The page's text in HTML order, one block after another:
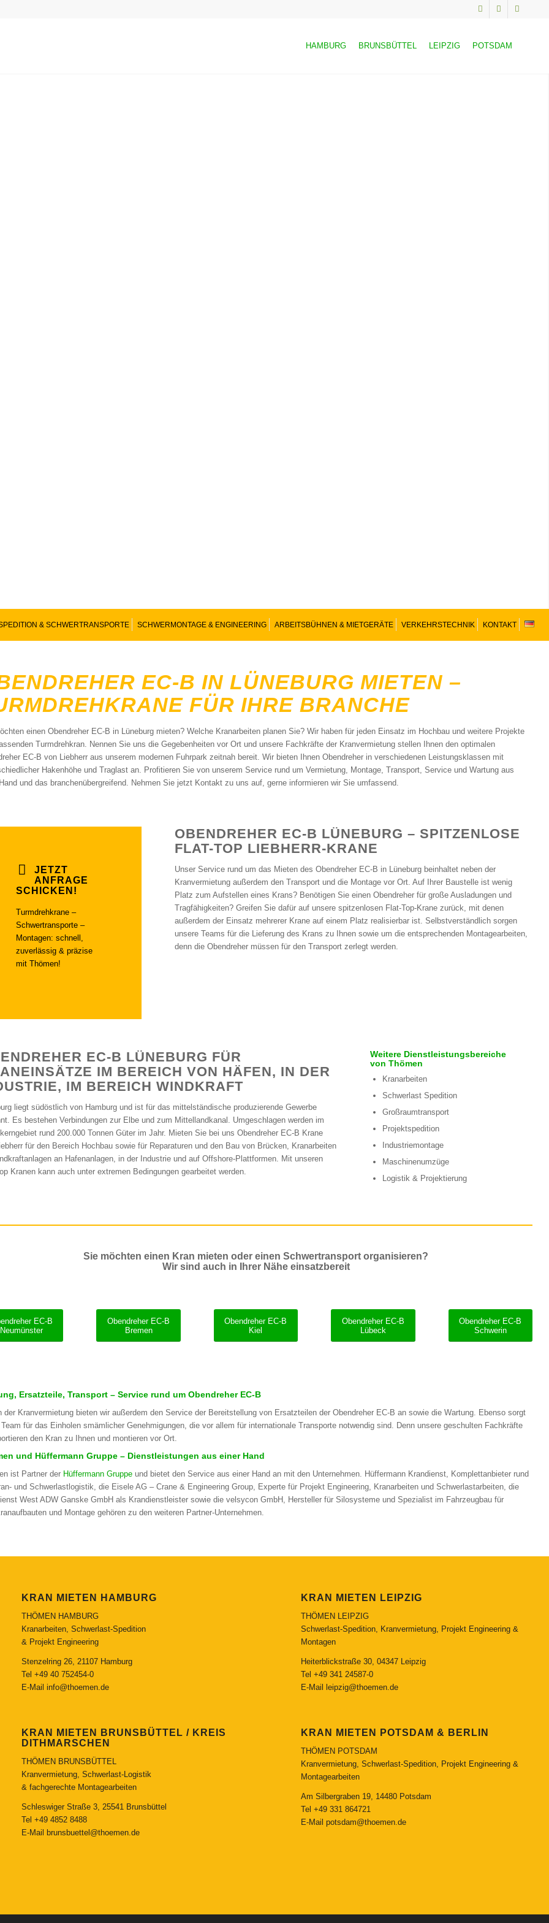
HAMBURG BRUNSBÜTTEL LEIPZIG POTSDAM
& SCHWERTRANSPORTE SCHWERMONTAGE & ENGINEERING ARBEITSBÜHNEN & MIETGERÄTE VERKEHRSTECHNIK KONTAKT
EC-B IN LÜNEBURG MIETEN –
FÜR IHRE BRANCHE
einen Obendreher EC-B in Lüneburg mieten? Welche Kranarbeiten planen Sie? Wir haben für jeden Einsatz im Hochbau und weitere Projekte
Turmdrehkran. Nennen Sie uns die Gegebenheiten vor Ort und unsere Fachkräfte der Kranvermietung stellen Ihnen den optimalen
EC-B von Liebherr aus unserem modernen Fuhrpark zeitnah bereit. Wir bieten Ihnen Obendreher in verschiedenen Leistungsklassen mit
Hakenhöhe und Traglast an. Profitieren Sie von unserem Service rund um Vermietung, Montage, Transport, Service und Wartung aus
und das branchenübergreifend. Nehmen Sie jetzt Kontakt zu uns auf, gerne informieren wir Sie umfassend.
JETZT
ANFRAGE
SCHICKEN!
Turmdrehkrane –
Schwertransporte –
Montagen: schnell,
zuverlässig & präzise
mit Thömen!
OBENDREHER EC-B LÜNEBURG – SPITZENLOSE
FLAT-TOP LIEBHERR-KRANE
Unser Service rund um das Mieten des Obendreher EC-B in Lüneburg beinhaltet neben der
Kranvermietung außerdem den Transport und die Montage vor Ort. Auf Ihrer Baustelle ist wenig
Platz zum Aufstellen eines Krans? Benötigen Sie einen Obendreher für große Ausladungen und
Tragfähigkeiten? Greifen Sie dafür auf unsere spitzenlosen Flat-Top-Krane zurück, mit denen
außerdem der Einsatz mehrerer Krane auf einem Platz realisierbar ist. Selbstverständlich sorgen
unsere Teams für die Lieferung des Krans zu Ihnen sowie um die entsprechenden Montagearbeiten,
denn die Obendreher müssen für den Transport zerlegt werden.
EC-B LÜNEBURG FÜR
IM BEREICH VON HÄFEN, IN DER
IM BEREICH WINDKRAFT
liegt südöstlich von Hamburg und ist für das mittelständische produzierende Gewerbe
Es bestehen Verbindungen zur Elbe und zum Mittellandkanal. Umgeschlagen werden im
rund 200.000 Tonnen Güter im Jahr. Mieten Sie bei uns Obendreher EC-B Krane
für den Bereich Hochbau sowie für Reparaturen und den Bau von Brücken, Kranarbeiten
an Hafenanlagen, in der Industrie und auf Offshore-Plattformen. Mit unseren
Kranen kann auch unter extremen Bedingungen gearbeitet werden.
Weitere Dienstleistungsbereiche
von Thömen
Kranarbeiten
Schwerlast Spedition
Großraumtransport
Projektspedition
Industriemontage
Maschinenumzüge
Logistik & Projektierung
Sie möchten einen Kran mieten oder einen Schwertransport organisieren?
Wir sind auch in Ihrer Nähe einsatzbereit
EC-B
Neumünster
Obendreher EC-B
Bremen
Obendreher EC-B
Kiel
Obendreher EC-B
Lübeck
Obendreher EC-B
Schwerin
Ersatzteile, Transport – Service rund um Obendreher EC-B
der Kranvermietung bieten wir außerdem den Service der Bereitstellung von Ersatzteilen der Obendreher EC-B an sowie die Wartung. Ebenso sorgt
für das Einholen smämlicher Genehmigungen, die vor allem für internationale Transporte notwendig sind. Denn unsere geschulten Fachkräfte
den Kran zu Ihnen und montieren vor Ort.
und Hüffermann Gruppe – Dienstleistungen aus einer Hand
ist Partner der Hüffermann Gruppe und bietet den Service aus einer Hand an mit den Unternehmen. Hüffermann Krandienst, Komplettanbieter rund
und Schwerlastlogistik, die Eisele AG – Crane & Engineering Group, Experte für Projekt Engineering, Kranarbeiten und Schwerlastarbeiten, die
West ADW Ganske GmbH als Krandienstleister sowie die velsycon GmbH, Hersteller für Silosysteme und Spezialist im Fahrzeugbau für
und Montage gehören zu den weiteren Partner-Unternehmen.
KRAN MIETEN HAMBURG
THÖMEN HAMBURG
Kranarbeiten, Schwerlast-Spedition
& Projekt Engineering
Stenzelring 26, 21107 Hamburg
Tel +49 40 752454-0
E-Mail info@thoemen.de
KRAN MIETEN BRUNSBÜTTEL / KREIS
DITHMARSCHEN
THÖMEN BRUNSBÜTTEL
Kranvermietung, Schwerlast-Logistik
& fachgerechte Montagearbeiten
Schleswiger Straße 3, 25541 Brunsbüttel
Tel +49 4852 8488
E-Mail brunsbuettel@thoemen.de
KRAN MIETEN LEIPZIG
THÖMEN LEIPZIG
Schwerlast-Spedition, Kranvermietung, Projekt Engineering &
Montagen
Heiterblickstraße 30, 04347 Leipzig
Tel +49 341 24587-0
E-Mail
leipzig@thoemen.de
KRAN MIETEN POTSDAM & BERLIN
THÖMEN POTSDAM
Kranvermietung, Schwerlast-Spedition, Projekt Engineering &
Montagearbeiten
Am Silbergraben 19, 14480 Potsdam
Tel +49 331 864721
E-Mail potsdam@thoemen.de